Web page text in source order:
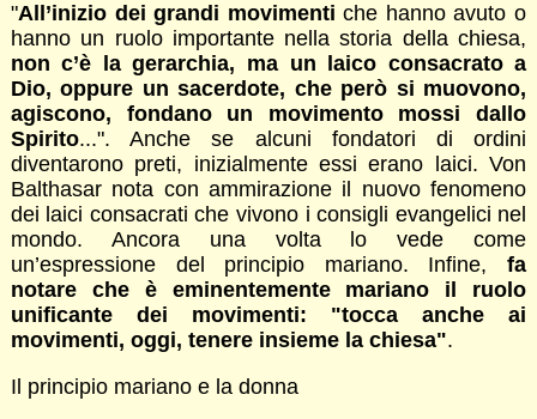
"All’inizio dei grandi movimentiche hanno avuto o
hanno un ruolo importante nella storia della chiesa,
non c’è la gerarchia, ma un laico consacrato a
Dio, oppure un sacerdote, che però si muovono,
agiscono, fondano un movimento mossi dallo
Spirito...". Anche se alcuni fondatori di ordini
diventarono preti, inizialmente essi erano laici. Von
Balthasar nota con ammirazione il nuovo fenomeno
dei laici consacrati che vivono i consigli evangelici nel
mondo. Ancora una volta lo vede come
un’espressione del principio mariano. Infine,fa
notare che è eminentemente mariano il ruolo
unificante dei movimenti: "tocca anche ai
movimenti, oggi, tenere insieme la chiesa".
Il principio mariano e la donna